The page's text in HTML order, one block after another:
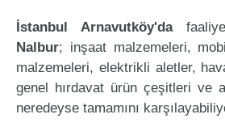
İstanbul Arnavutköy'da
Nalbur; inşaat malzemeleri,
malzemeleri, elektrikli aletler,
genel hırdavat ürün çeşitleri ve
neredeyse tamamını